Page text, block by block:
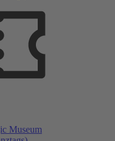
Museum